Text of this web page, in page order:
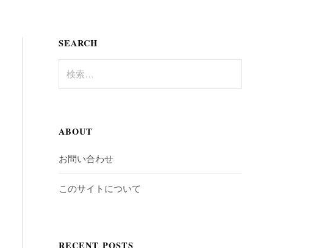
SEARCH
索:
ABOUT
お問い合わせ
このサイトについて
RECENT POSTS